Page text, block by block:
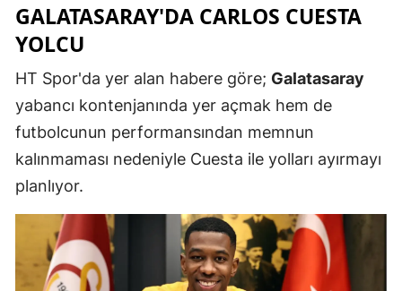
Hakkari
Isparta
İstanbul
Kars
Kastamonu
GALATASARAY'DA CARLOS CUESTA
YOLCU
HT Spor'da yer alan habere göre; Galatasaray
yabancı kontenjanında yer açmak hem de
futbolcunun performansından memnun
kalınmaması nedeniyle Cuesta ile yolları ayırmayı
planlıyor.